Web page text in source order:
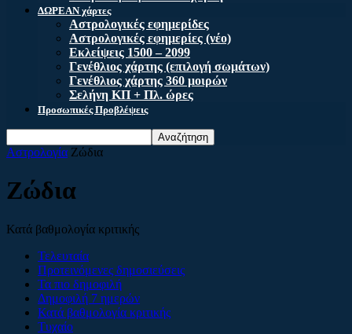
ΔΩΡΕΑΝ χάρτες
Αστρολογικές εφημερίδες
Αστρολογικές εφημερίες (νέο)
Εκλείψεις 1500 – 2099
Γενέθλιος χάρτης (επιλογή σωμάτων)
Γενέθλιος χάρτης 360 μοιρών
Σελήνη ΚΠ + Πλ. ώρες
Προσωπικές Προβλέψεις
Αστρολογία Ζώδια
Ζώδια
Κατά βαθμολογία κριτικής
Τελευταία
Προτεινόμενες δημοσιεύσεις
Τα πιο δημοφιλή
Δημοφιλή 7 ημερών
Κατά βαθμολογία κριτικής
Τυχαίο